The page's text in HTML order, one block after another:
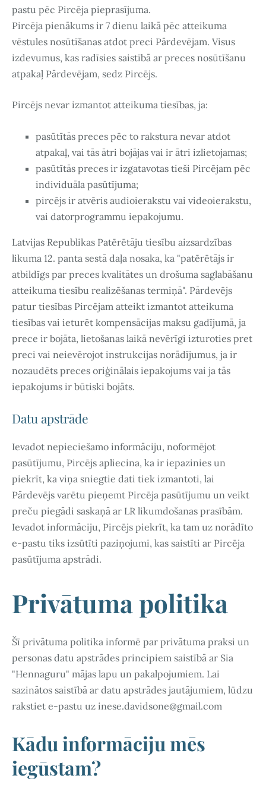
pastu pēc Pircēja pieprasījuma.
Pircēja pienākums ir 7 dienu laikā pēc atteikuma
vēstules nosūtīšanas atdot preci Pārdevējam. Visus
izdevumus, kas radīsies saistībā ar preces nosūtīšanu
atpakaļ Pārdevējam, sedz Pircējs.
Pircējs nevar izmantot atteikuma tiesības, ja:
pasūtītās preces pēc to rakstura nevar atdot
atpakaļ, vai tās ātri bojājas vai ir ātri izlietojamas;
pasūtītās preces ir izgatavotas tieši Pircējam pēc
individuāla pasūtījuma;
pircējs ir atvēris audioierakstu vai videoierakstu,
vai datorprogrammu iepakojumu.
Latvijas Republikas Patērētāju tiesību aizsardzības
likuma 12. panta sestā daļa nosaka, ka "patērētājs ir
atbildīgs par preces kvalitātes un drošuma saglabāšanu
atteikuma tiesību realizēšanas termiņā". Pārdevējs
patur tiesības Pircējam atteikt izmantot atteikuma
tiesības vai ieturēt kompensācijas maksu gadījumā, ja
prece ir bojāta, lietošanas laikā nevērīgi izturoties pret
preci vai neievērojot instrukcijas norādījumus, ja ir
nozaudēts preces oriģinālais iepakojums vai ja tās
iepakojums ir būtiski bojāts.
Datu apstrāde
Ievadot nepieciešamo informāciju, noformējot
pasūtījumu, Pircējs apliecina, ka ir iepazinies un
piekrīt, ka viņa sniegtie dati tiek izmantoti, lai
Pārdevējs varētu pieņemt Pircēja pasūtījumu un veikt
preču piegādi saskaņā ar LR likumdošanas prasībām.
Ievadot informāciju, Pircējs piekrīt, ka tam uz norādīto
e-pastu tiks izsūtīti paziņojumi, kas saistīti ar Pircēja
pasūtījuma apstrādi.
Privātuma politika
Šī privātuma politika informē par privātuma praksi un
personas datu apstrādes principiem saistībā ar Sia
"Hennaguru" mājas lapu un pakalpojumiem. Lai
sazinātos saistībā ar datu apstrādes jautājumiem, lūdzu
rakstiet e-pastu uz inese.davidsone@gmail.com
Kādu informāciju mēs
iegūstam?